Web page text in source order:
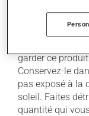
Conservation
garder ce
Conservez-le
pas exposé à la
soleil. Faites
quantité qui